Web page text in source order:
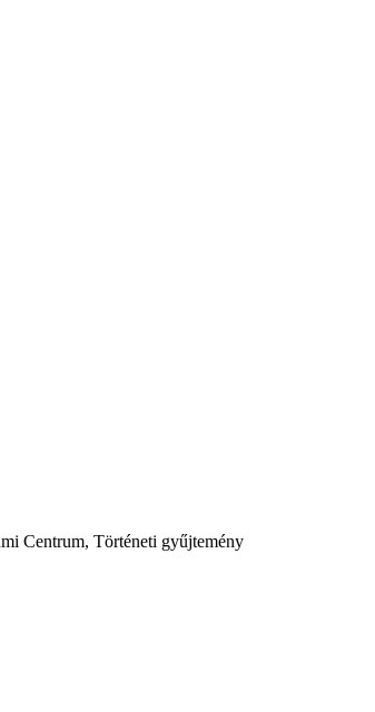
Centrum, Történeti gyűjtemény